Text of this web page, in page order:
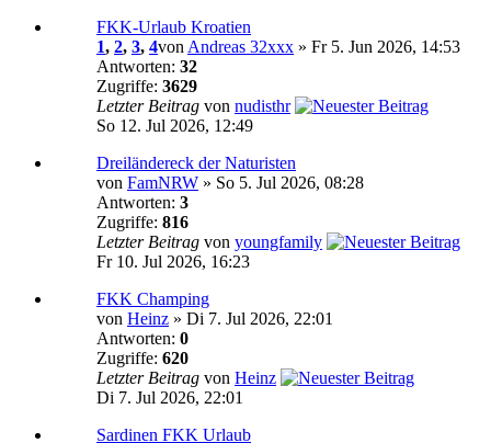
FKK-Urlaub Kroatien
1, 2, 3, 4von Andreas 32xxx » Fr 5. Jun 2026, 14:53
Antworten: 32
Zugriffe: 3629
Letzter Beitrag von nudisthr
So 12. Jul 2026, 12:49
Dreiländereck der Naturisten
von FamNRW » So 5. Jul 2026, 08:28
Antworten: 3
Zugriffe: 816
Letzter Beitrag von youngfamily
Fr 10. Jul 2026, 16:23
FKK Champing
von Heinz » Di 7. Jul 2026, 22:01
Antworten: 0
Zugriffe: 620
Letzter Beitrag von Heinz
Di 7. Jul 2026, 22:01
Sardinen FKK Urlaub